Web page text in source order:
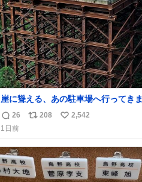
数
崖に聳える、あの駐車場へ行ってきま
返
信
数
26
リ
ス
ト
数
208
い
ね
数
2,542
1日前